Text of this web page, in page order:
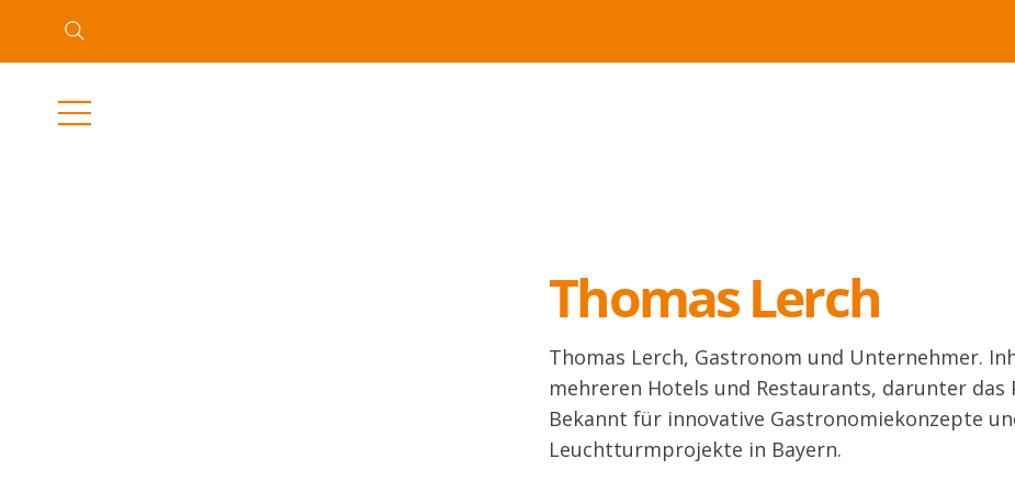
Thomas Lerch
Thomas Lerch, Gastronom und Unternehmer.
mehreren Hotels und Restaurants, darunter das
Bekannt für innovative Gastronomiekonzepte
Leuchtturmprojekte in Bayern.